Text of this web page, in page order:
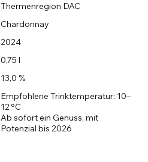
Thermenregion DAC
Chardonnay
2024
0,75 l
13,0 %
Empfohlene Trinktemperatur: 10–
12 °C
Ab sofort ein Genuss, mit
Potenzial bis 2026